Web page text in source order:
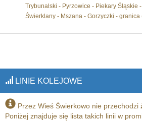
Trybunalski - Pyrzowice - Piekary Śląskie
Świerklany - Mszana - Gorzyczki - granica
LINIE KOLEJOWE
Przez Wieś Świerkowo nie przechodzi
Poniżej znajduje się lista takich linii w